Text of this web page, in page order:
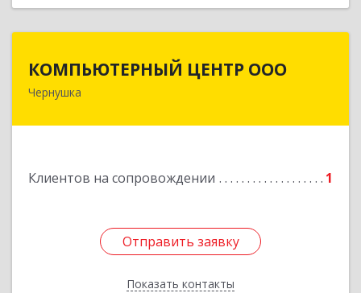
КОМПЬЮТЕРНЫЙ ЦЕНТР ООО
Чернушка
Клиентов на сопровождении 1
Отправить заявку
Показать контакты
КОМПЬЮТЕРНЫЙ ЦЕНТР ООО
Отправить заявку
Назад